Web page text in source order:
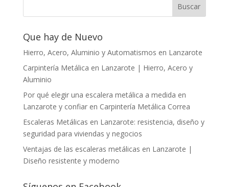
Que hay de Nuevo
Hierro, Acero, Aluminio y Automatismos en Lanzarote
Carpintería Metálica en Lanzarote | Hierro, Acero y
Aluminio
Por qué elegir una escalera metálica a medida en
Lanzarote y confiar en Carpintería Metálica Correa
Escaleras Metálicas en Lanzarote: resistencia, diseño y
seguridad para viviendas y negocios
Ventajas de las escaleras metálicas en Lanzarote |
Diseño resistente y moderno